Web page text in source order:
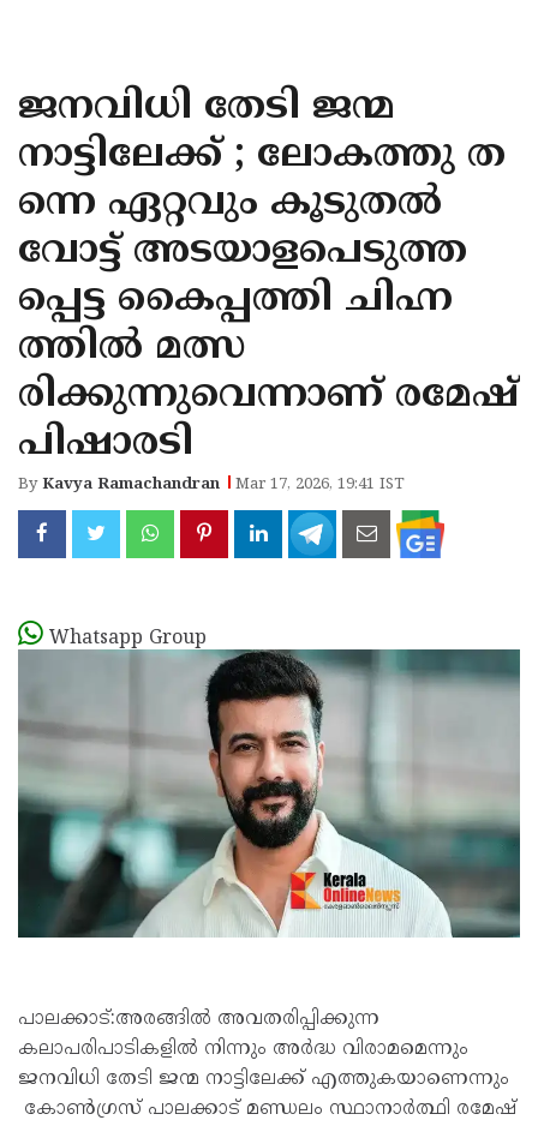
KANNUR
KASARAGOD
ജനവിധി തേടി ജന്മ
നാട്ടിലേക്ക് ; ലോകത്തു ത
ന്നെ ഏറ്റവും കൂടുതൽ
വോട്ട് അടയാളപെടുത്ത
പ്പെട്ട കൈപ്പത്തി ചിഹ്ന
ത്തിൽ മത്സ
രിക്കുന്നുവെന്നാണ് രമേഷ്
പിഷാരടി
ByKavya Ramachandran Mar 17, 2026, 19:41 IST
Whatsapp Group
പാലക്കാട്:അരങ്ങിൽ അവതരിപ്പിക്കുന്ന
കലാപരിപാടികളിൽ നിന്നും അർദ്ധ വിരാമമെന്നും
ജനവിധി തേടി ജന്മ നാട്ടിലേക്ക് എത്തുകയാണെന്നും
കോൺഗ്രസ് പാലക്കാട് മണ്ഡലം സ്ഥാനാർത്ഥി രമേഷ്